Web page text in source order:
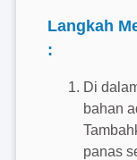
Langkah
:
Di
bahan
panas